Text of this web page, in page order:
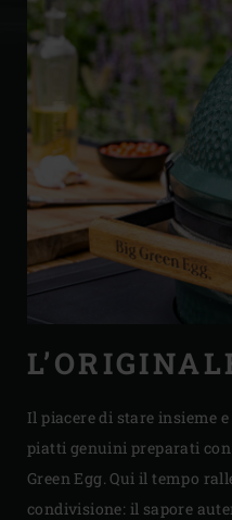
Il piacere di stare insieme
piatti genuini preparati
Green Egg. Qui il tempo
condivisione: il sapore